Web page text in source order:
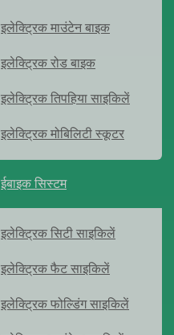
इलेक्ट्रिक माउंटेन बाइक
इलेक्ट्रिक रोड बाइक
इलेक्ट्रिक तिपहिया साइकिलें
इलेक्ट्रिक मोबिलिटी स्कूटर
ईबाइक सिस्टम
इलेक्ट्रिक सिटी साइकिलें
इलेक्ट्रिक फैट साइकिलें
इलेक्ट्रिक फोल्डिंग साइकिलें